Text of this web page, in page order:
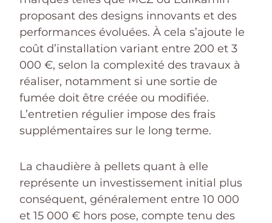
proposant des designs innovants et des
performances évoluées. À cela s’ajoute le
coût d’installation variant entre 200 et 3
000 €, selon la complexité des travaux à
réaliser, notamment si une sortie de
fumée doit être créée ou modifiée.
L’entretien régulier impose des frais
supplémentaires sur le long terme.
La chaudière à pellets quant à elle
représente un investissement initial plus
conséquent, généralement entre 10 000
et 15 000 € hors pose, compte tenu des